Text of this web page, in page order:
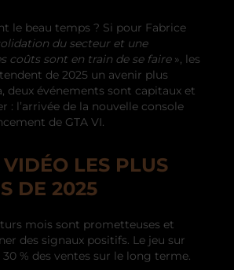
le beau temps ? Si pour Fabrice
du secteur et une
coûts sont en train de se faire», les
de 2025 un avenir plus
deux événements sont capitaux et
: l’arrivée de la nouvelle console
de GTA VI.
VIDÉO LES PLUS
DE 2025
mois sont prometteuses et
des signaux positifs. Le jeu sur
% des ventes sur le long terme.